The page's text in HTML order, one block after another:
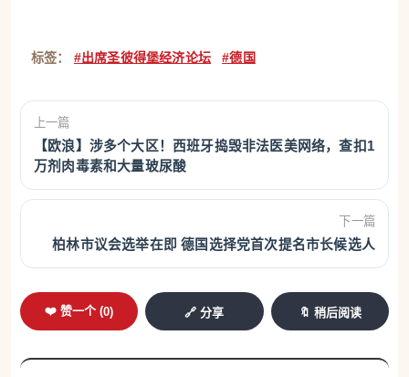
标签： #出席圣彼得堡经济论坛 #德国
上一篇
【欧浪】涉多个大区！西班牙捣毁非法医美网络，查扣1
万剂肉毒素和大量玻尿酸
下一篇
柏林市议会选举在即 德国选择党首次提名市长候选人
❤️ 赞一个 (0) 🔗 分享 🔖 稍后阅读